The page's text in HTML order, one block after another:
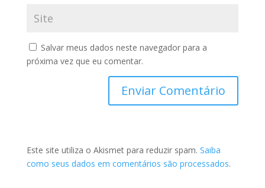
Salvar meus dados neste navegador para a
próxima vez que eu comentar.
Este site utiliza o Akismet para reduzir spam. Saiba
como seus dados em comentários são processados.